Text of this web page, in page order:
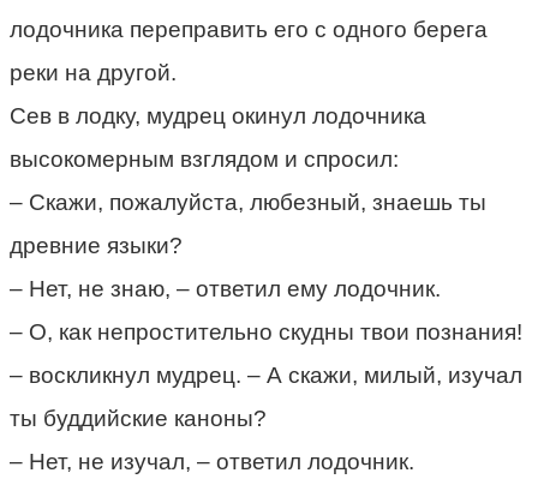
лодочника переправить его с одного берега
реки на другой.
Сев в лодку, мудрец окинул лодочника
высокомерным взглядом и спросил:
– Скажи, пожалуйста, любезный, знаешь ты
древние языки?
– Нет, не знаю, – ответил ему лодочник.
– О, как непростительно скудны твои познания!
– воскликнул мудрец. – А скажи, милый, изучал
ты буддийские каноны?
– Нет, не изучал, – ответил лодочник.